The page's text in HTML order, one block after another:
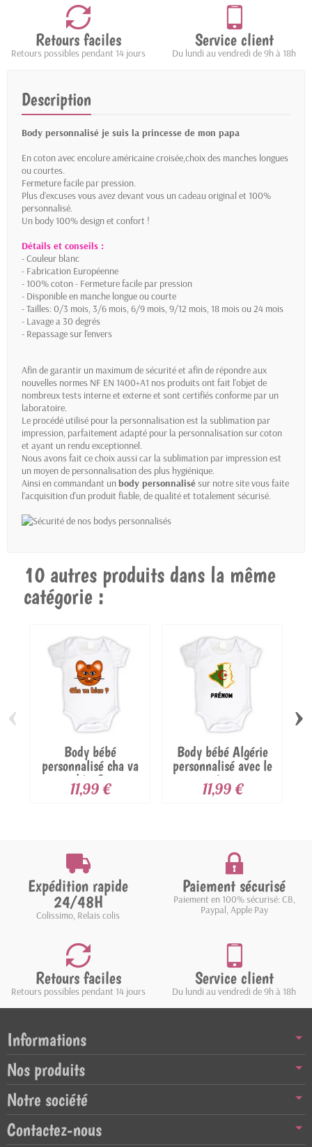
Retours faciles
Retours possibles pendant 14 jours
Service client
Du lundi au vendredi de 9h à 18h
Description
Body personnalisé je suis la princesse de mon papa
En coton avec encolure américaine croisée,choix des manches longues
ou courtes.
Fermeture facile par pression.
Plus d’excuses vous avez devant vous un cadeau original et 100%
personnalisé.
Un body 100% design et confort !
Détails et conseils :
- Couleur blanc
- Fabrication Européenne
- 100% coton - Fermeture facile par pression
- Disponible en manche longue ou courte
- Tailles: 0/3 mois, 3/6 mois, 6/9 mois, 9/12 mois, 18 mois ou 24 mois
- Lavage a 30 degrés
- Repassage sur l'envers
Afin de garantir un maximum de sécurité et afin de répondre aux
nouvelles normes NF EN 1400+A1 nos produits ont fait l'objet de
nombreux tests interne et externe et sont certifiés conforme par un
laboratoire.
Le procédé utilisé pour la personnalisation est la sublimation par
impression, parfaitement adapté pour la personnalisation sur coton
et ayant un rendu exceptionnel.
Nous avons fait ce choix aussi car la sublimation par impression est
un moyen de personnalisation des plus hygiénique.
Ainsi en commandant un body personnalisé sur notre site vous faite
l’acquisition d'un produit fiable, de qualité et totalement sécurisé.
10 autres produits dans la même
catégorie :
Body bébé
personnalisé cha va
bien?
11,99 €
Body bébé Algérie
personnalisé avec le
prénom
11,99 €
‹ ›
Expédition rapide
24/48H
Colissimo, Relais colis
Paiement sécurisé
Paiement en 100% sécurisé: CB,
Paypal, Apple Pay
Retours faciles
Retours possibles pendant 14 jours
Service client
Du lundi au vendredi de 9h à 18h
Informations
Nos produits
Notre société
Contactez-nous